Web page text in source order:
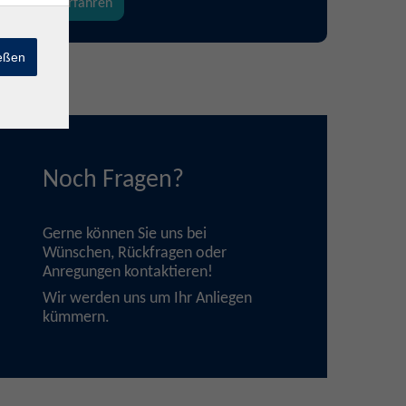
mehr erfahren
Noch Fragen?
Gerne können Sie uns bei
Wünschen, Rückfragen oder
Anregungen kontaktieren!
Wir werden uns um Ihr Anliegen
kümmern.